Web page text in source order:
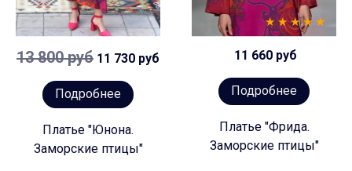
13 800 руб 11 730 руб
Подробнее
Платье "Юнона.
Заморские птицы"
11 660 руб
Подробнее
Платье "Фрида.
Заморские птицы"